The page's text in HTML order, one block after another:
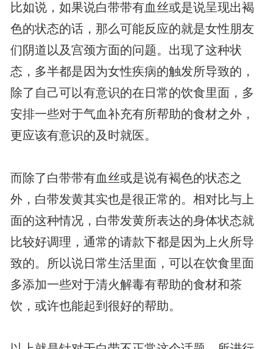
比如说，如果说白带带有血丝或是说呈现出褐
色的状态的话，那么可能反应的就是女性朋友
们阴道以及宫颈方面的问题。出现了这种状
态，多半都是因为女性疾病的触发所导致的，
除了自己可以有意识的在日常的饮食里面，多
安排一些对于气血补充有所帮助的食材之外，
更应该有意识的及时就医。
而除了白带带有血丝或是说有褐色的状态之
外，白带发黄其实也是很正常的。相对比与上
面的这种情况，白带发黄所表达的身体状态就
比较好调理，通常的请款下都是因为上火所导
致的。所以说日常生活里面，可以在饮食里面
多添加一些对于清火解毒有帮助的食材和茶
饮，或许也能起到很好的帮助。